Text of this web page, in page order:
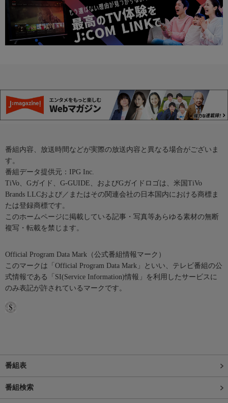
番組内容、放送時間などが実際の放送内容と異なる場合がございま
す。
番組データ提供元：IPG Inc.
TiVo、Gガイド、G-GUIDE、およびGガイドロゴは、米国TiVo
Brands LLCおよび／またはその関連会社の日本国内における商標ま
たは登録商標です。
このホームページに掲載している記事・写真等あらゆる素材の無断
複写・転載を禁じます。
Official Program Data Mark（公式番組情報マーク）
このマークは「Official Program Data Mark」といい、テレビ番組の公
式情報である「SI(Service Information)情報」を利用したサービスに
のみ表記が許されているマークです。
番組表
番組検索